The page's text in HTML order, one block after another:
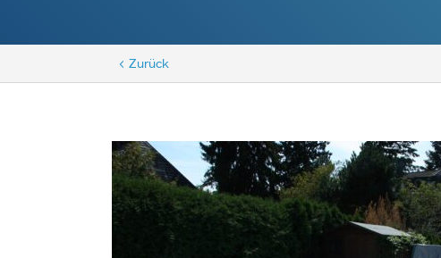
< Zurück